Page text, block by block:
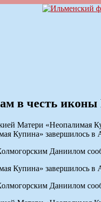
в честь
Купина» завершилось
Даниилом
Купина» завершилось
Даниилом